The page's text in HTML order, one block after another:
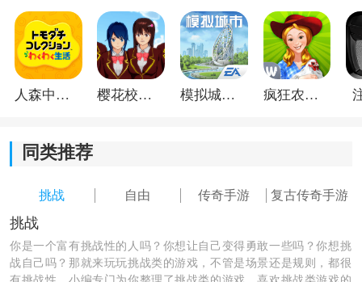
公平无氪的绿色游戏环境
人森中文版 樱花校园模拟器1.048.00中文版 模拟城市我是巿长联机版 疯狂农场3美国派19
同类推荐
挑战 自由 传奇手游 复古传奇手游
挑战
你是一个富有挑战性的人吗？你想让自己变得勇敢一些吗？你想挑
战自己吗？那就来玩玩挑战类的游戏，不管是场景还是规则，都很